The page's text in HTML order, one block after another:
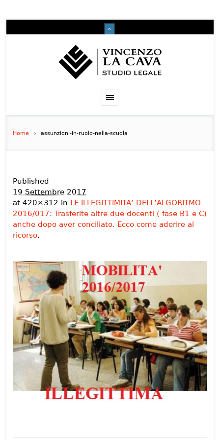
Home assunzioni-in-ruolo-nella-scuola
Published
19 Settembre 2017
at 420×312 in LE ILLEGITTIMITA’ DELL’ALGORITMO
2016/017: Trasferite altre due docenti ( fase B1 e C)
anche dopo aver conciliato. Ecco come aderire al
ricorso.